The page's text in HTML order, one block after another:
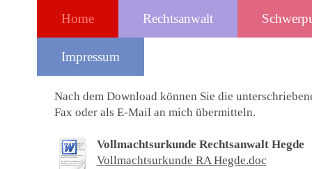
Home Rechtsanwalt
Impressum
Nach dem Download können Sie die
Fax oder als E-Mail an mich übermitteln.
Vollmachtsurkunde Rechtsanwalt Hegde
Vollmachtsurkunde RA Hegde.doc